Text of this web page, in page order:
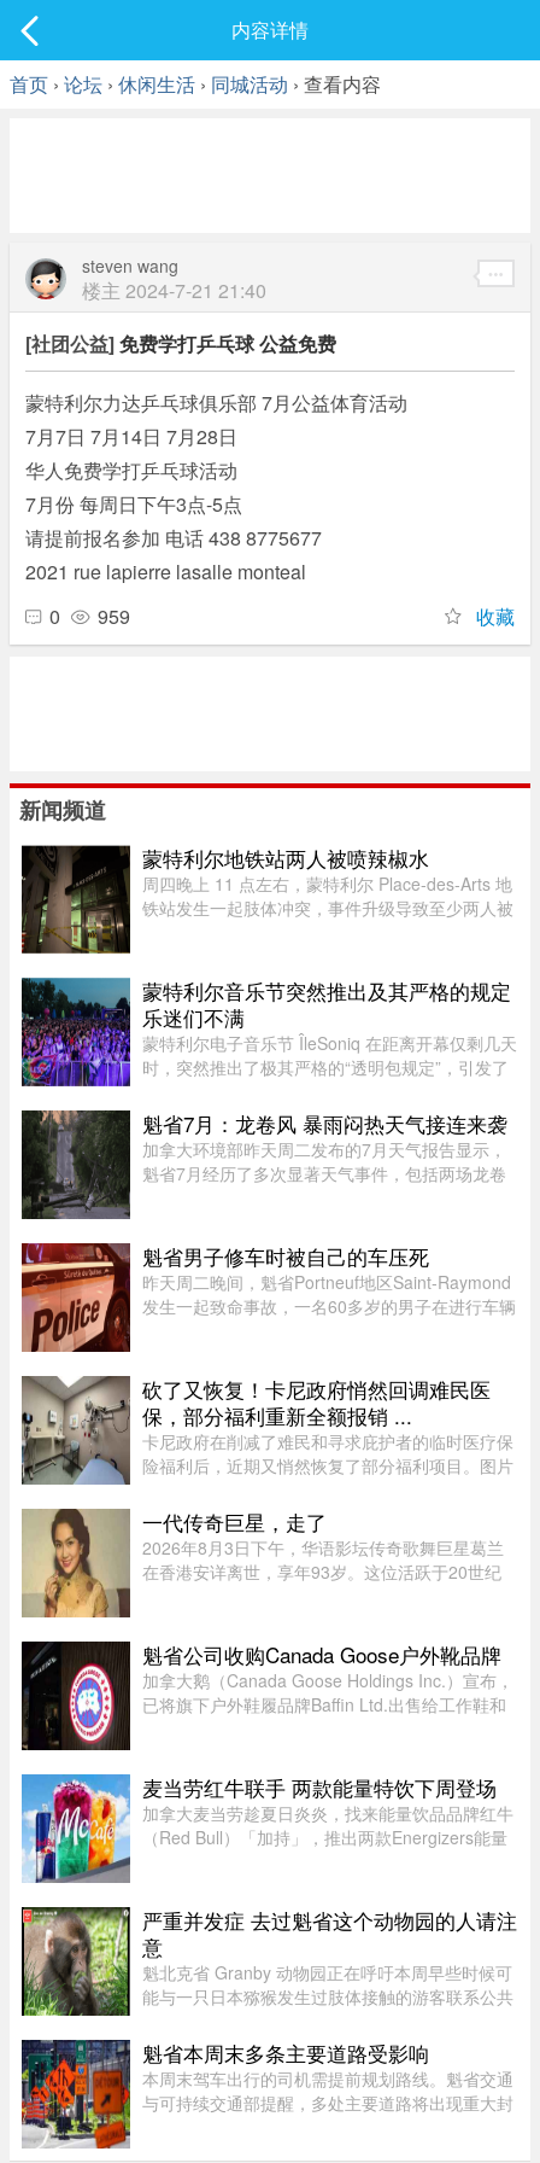
最新发表
内容详情
首页 › 论坛 › 休闲生活 › 同城活动 › 查看内容
steven wang
楼主 2024-7-21 21:40
[社团公益]免费学打乒乓球 公益免费
蒙特利尔力达乒乓球俱乐部 7月公益体育活动
7月7日 7月14日 7月28日
华人免费学打乒乓球活动
7月份 每周日下午3点-5点
请提前报名参加 电话 438 8775677
2021 rue lapierre lasalle monteal
0
959 收藏
新闻频道
蒙特利尔地铁站两人被喷辣椒水
周四晚上 11 点左右，蒙特利尔 Place-des-Arts 地
铁站发生一起肢体冲突，事件升级导致至少两人被
多名乘客。蒙特利尔警方 ...
蒙特利尔音乐节突然推出及其严格的规定
乐迷们不满
蒙特利尔电子音乐节 ÎleSoniq 在距离开幕仅剩几天
时，突然推出了极其严格的“透明包规定”，引发了
门用的腰包，结果在 ÎleSoniq 开幕前几天还得折腾
着重新买一个，太 ...
魁省7月：龙卷风 暴雨闷热天气接连来袭
加拿大环境部昨天周二发布的7月天气报告显示，
魁省7月经历了多次显著天气事件，包括两场龙卷
别袭击了Laurentides地区的Ha ...
魁省男子修车时被自己的车压死
昨天周二晚间，魁省Portneuf地区Saint-Raymond
发生一起致命事故，一名60多岁的男子在进行车辆
Raymond的rang Sainte-Croix，当时一名 ...
砍了又恢复！卡尼政府悄然回调难民医
保，部分福利重新全额报销 ...
卡尼政府在削减了难民和寻求庇护者的临时医疗保
险福利后，近期又悄然恢复了部分福利项目。图片
预算承诺削减资金，调整了为已安置的难民和等待
获得省或地区医保的庇护申 ...
一代传奇巨星，走了
2026年8月3日下午，华语影坛传奇歌舞巨星葛兰
在香港安详离世，享年93岁。这位活跃于20世纪
片。她的离去，带走了一个流 ...
魁省公司收购Canada Goose户外靴品牌
加拿大鹅（Canada Goose Holdings Inc.）宣布，
已将旗下户外鞋履品牌Baffin Ltd.出售给工作鞋和
旨在简化运营模式，将更 ...
麦当劳红牛联手 两款能量特饮下周登场
加拿大麦当劳趁夏日炎炎，找来能量饮品品牌红牛
（Red Bull）「加持」，推出两款Energizers能量
红牛能量饮品配搭蓝树莓（blu ...
严重并发症 去过魁省这个动物园的人请注
意
魁北克省 Granby 动物园正在呼吁本周早些时候可
能与一只日本猕猴发生过肢体接触的游客联系公共
伤。猕猴可能会携带 B 型疱疹病毒（Herpes B
virus）。这种病毒在人体内极 ...
魁省本周末多条主要道路受影响
本周末驾车出行的司机需提前规划路线。魁省交通
与可持续交通部提醒，多处主要道路将出现重大封